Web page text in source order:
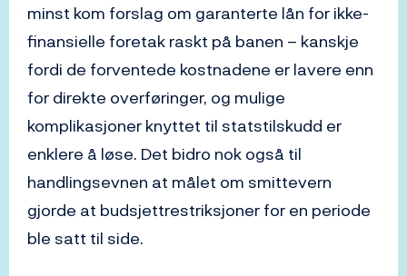
minst kom forslag om garanterte lån for ikke-
finansielle foretak raskt på banen – kanskje
fordi de forventede kostnadene er lavere enn
for direkte overføringer, og mulige
komplikasjoner knyttet til statstilskudd er
enklere å løse. Det bidro nok også til
handlingsevnen at målet om smittevern
gjorde at budsjettrestriksjoner for en periode
ble satt til side.